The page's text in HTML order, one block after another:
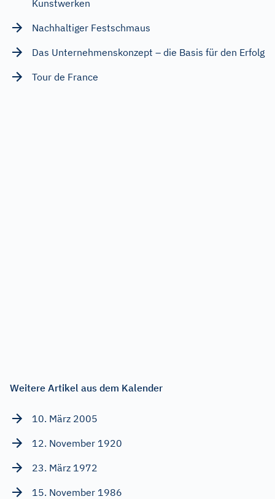
Kunstwerken
Nachhaltiger Festschmaus
Das Unternehmenskonzept – die Basis für den Erfolg
Tour de France
Weitere Artikel aus dem Kalender
10. März 2005
12. November 1920
23. März 1972
15. November 1986